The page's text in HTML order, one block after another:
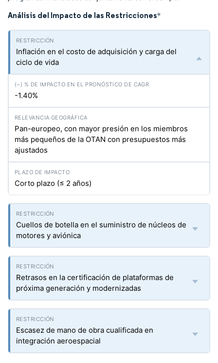
Análisis del Impacto de las Restricciones*
Inflación en el costo de adquisición y carga del
ciclo de vida
-1.40%
Pan-europeo, con mayor presión en los miembros
más pequeños de la OTAN con presupuestos más
ajustados
Corto plazo (≤ 2 años)
Cuellos de botella en el suministro de núcleos de
motores y aviónica
Retrasos en la certificación de plataformas de
próxima generación y modernizadas
Escasez de mano de obra cualificada en
integración aeroespacial